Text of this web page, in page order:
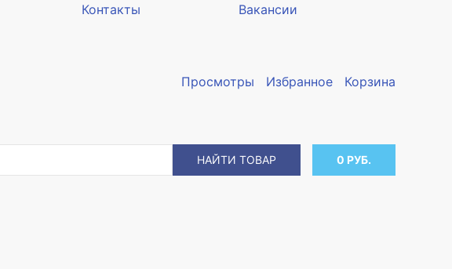
Контакты Вакансии
Просмотры Избранное Корзина
НАЙТИ ТОВАР 0 РУБ.